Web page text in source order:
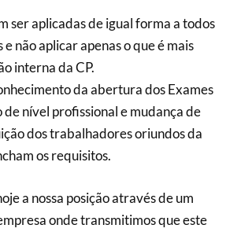
ser aplicadas de igual forma a todos
não aplicar apenas o que é mais
interna da CP.
da abertura dos Exames
de nível profissional e mudança de
dos trabalhadores oriundos da
os requisitos.
a nossa posição através de um
onde transmitimos que este